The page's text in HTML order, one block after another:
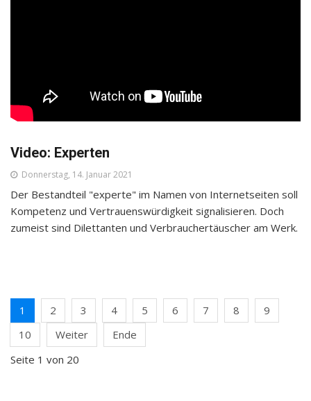
Video: Experten
Donnerstag, 14. Januar 2021
Der Bestandteil "experte" im Namen von Internetseiten soll
Kompetenz und Vertrauenswürdigkeit signalisieren. Doch
zumeist sind Dilettanten und Verbrauchertäuscher am Werk.
1 2 3 4 5 6 7 8
9
10
Weiter
Ende
Seite 1 von 20